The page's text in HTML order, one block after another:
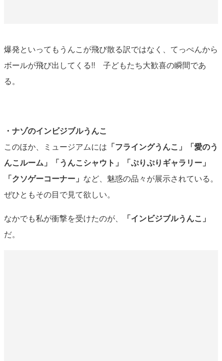
爆発といってもうんこが飛び散る訳ではなく、てっぺんから
ボールが飛び出してくる!! 子どもたち大歓喜の瞬間であ
る。
・ナゾのインビジブルうんこ
このほか、ミュージアムには 「フライングうんこ」「愛のう
んこルーム」「うんこシャウト」「ぷりぷりギャラリー」
「クソゲーコーナー」 など、魅惑の品々が展示されている。
ぜひともその目で見て欲しい。
なかでも私が衝撃を受けたのが、
「インビジブルうんこ」
だ。